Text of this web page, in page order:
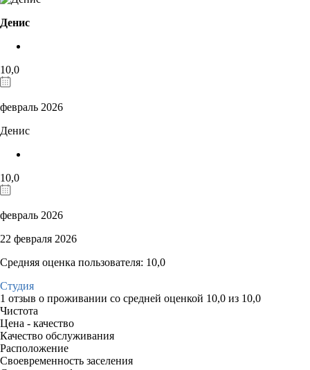
Денис
10,0
февраль 2026
Денис
10,0
февраль 2026
22 февраля 2026
Средняя оценка пользователя: 10,0
Студия
1 отзыв о проживании со средней оценкой 10,0 из 10,0
Чистота
Цена - качество
Качество обслуживания
Расположение
Своевременность заселения